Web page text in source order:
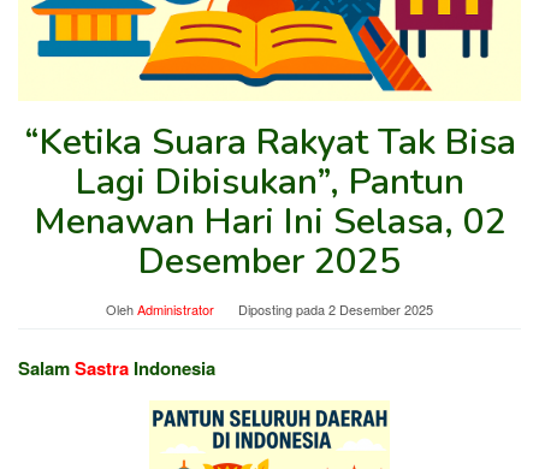
“Ketika Suara Rakyat Tak Bisa
Lagi Dibisukan”, Pantun
Menawan Hari Ini Selasa, 02
Desember 2025
OlehAdministrator Diposting pada2 Desember 2025
SalamSastra Indonesia